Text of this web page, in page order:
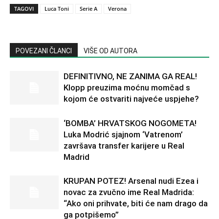
TAGOVI Luca Toni Serie A Verona
POVEZANI ČLANCI VIŠE OD AUTORA
DEFINITIVNO, NE ZANIMA GA REAL!
Klopp preuzima moćnu momčad s
kojom će ostvariti najveće uspjehe?
‘BOMBA’ HRVATSKOG NOGOMETA!
Luka Modrić sjajnom ‘Vatrenom’
završava transfer karijere u Real
Madrid
KRUPAN POTEZ! Arsenal nudi Ezea i
novac za zvučno ime Real Madrida:
“Ako oni prihvate, biti će nam drago da
ga potpišemo”